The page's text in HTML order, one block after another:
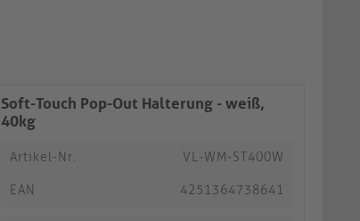
Soft-Touch Pop-Out Halterung - weiß,
40kg
Artikel-Nr. VL-WM-ST400W
EAN 4251364738641